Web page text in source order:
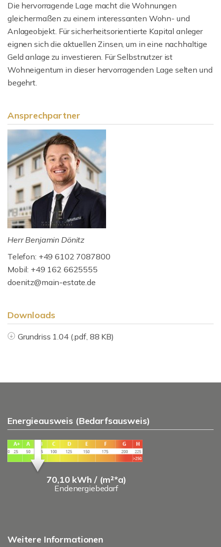
Die hervorragende Lage macht die Wohnungen
gleichermaßen zu einem interessanten Wohn- und
Anlageobjekt. Für sicherheitsorientierte Kapital anleger
eignen sich die aktuellen Zinsen, um in eine nachhaltige
Geld anlage zu investieren. Für Selbstnutzer ist
Wohneigentum in dieser hervorragenden Lage selten und
begehrt.
Ansprechpartner
Herr Benjamin Dönitz
Telefon: +49 6102 7087800
Mobil: +49 162 6625555
doenitz@main-estate.de
Downloads
Grundriss 1.04 (.pdf, 88 KB)
Energieausweis (Bedarfsausweis)
70,10 kWh / (m²*a)
Endenergiebedarf
Weitere Informationen